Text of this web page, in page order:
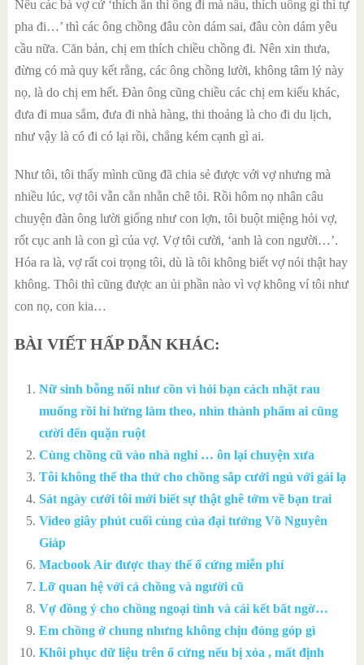
Nếu các bà vợ cứ ‘thích ăn thì ông đi mà nấu, thích uống gì thì tự
pha đi…’ thì các ông chồng đâu còn dám sai, đâu còn dám yêu
cầu nữa. Căn bản, chị em thích chiều chồng đi. Nên xin thưa,
đừng có mà quy kết rằng, các ông chồng lười, không tâm lý này
nọ, là do chị em hết. Đàn ông cũng chiều các chị em kiểu khác,
đưa đi mua sắm, đưa đi nhà hàng, thi thoảng là cho đi du lịch,
như vậy là có đi có lại rồi, chẳng kém cạnh gì ai.
Như tôi, tôi thấy mình cũng đã chia sẻ được với vợ nhưng mà
nhiều lúc, vợ tôi vẫn cằn nhằn chê tôi. Rồi hôm nọ nhân câu
chuyện đàn ông lười giống như con lợn, tôi buột miệng hỏi vợ,
rốt cục anh là con gì của vợ. Vợ tôi cười, ‘anh là con người…’.
Hóa ra là, vợ rất coi trọng tôi, dù là tôi không biết vợ nói thật hay
không. Thôi thì cũng được an ủi phần nào vì vợ không ví tôi như
con nọ, con kia…
BÀI VIẾT HẤP DẪN KHÁC:
Nữ sinh bỗng nổi như cồn vì hỏi bạn cách nhặt rau
muống rồi hí hửng làm theo, nhìn thành phẩm ai cũng
cười đến quặn ruột
Cùng chồng cũ vào nhà nghỉ … ôn lại chuyện xưa
Tôi không thể tha thứ cho chồng sắp cưới ngủ với gái lạ
Sát ngày cưới tôi mới biết sự thật ghê tởm về bạn trai
Video giây phút cuối cùng của đại tướng Võ Nguyên
Giáp
Macbook Air được thay thế ổ cứng miễn phí
Lỡ quan hệ với cả chồng và người cũ
Vợ đồng ý cho chồng ngoại tình và cái kết bất ngờ…
Em chồng ở chung nhưng không chịu đóng góp gì
Khôi phục dữ liệu trên ổ cứng nếu bị xóa , mất định